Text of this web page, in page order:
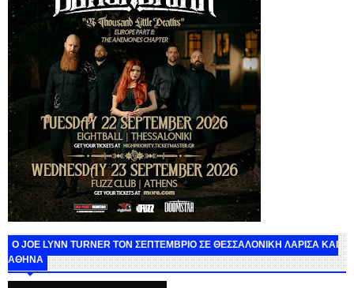
O JOE LYNN TURNER ΤΟΝ ΣΕΠΤΕΜΒΡΙΟ ΣΕ ΘΕΣΣΑΛΟΝΙΚΗ ΛΑΡΙΣΑ ΚΑΙ
ΑΘΗΝΑ